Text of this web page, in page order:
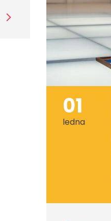
01
ledna